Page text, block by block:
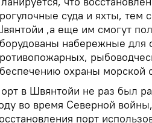
суда и яхты, тем
,а еще им смогут
набережные для
охраны морской
в Швянтойи не раз был
во время Северной
порт